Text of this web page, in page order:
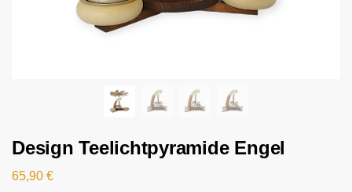
Design Teelichtpyramide Engel
65,90 €